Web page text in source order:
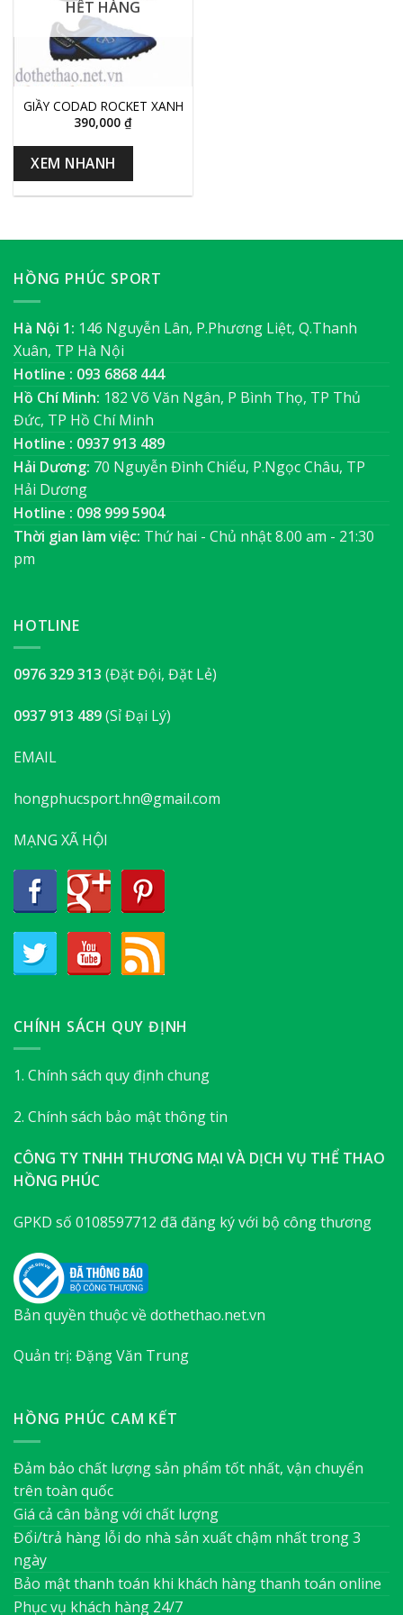
HẾT HÀNG
GIẦY CODAD ROCKET XANH
390,000 ₫
XEM NHANH
HỒNG PHÚC SPORT
Hà Nội 1: 146 Nguyễn Lân, P.Phương Liệt, Q.Thanh
Xuân, TP Hà Nội
Hotline : 093 6868 444
Hồ Chí Minh: 182 Võ Văn Ngân, P Bình Thọ, TP Thủ
Đức, TP Hồ Chí Minh
Hotline : 0937 913 489
Hải Dương: 70 Nguyễn Đình Chiểu, P.Ngọc Châu, TP
Hải Dương
Hotline : 098 999 5904
Thời gian làm việc: Thứ hai - Chủ nhật 8.00 am - 21:30
pm
HOTLINE
0976 329 313 (Đặt Đội, Đặt Lẻ)
0937 913 489(Sỉ Đại Lý)
EMAIL
hongphucsport.hn@gmail.com
MẠNG XÃ HỘI
CHÍNH SÁCH QUY ĐỊNH
1. Chính sách quy định chung
2. Chính sách bảo mật thông tin
CÔNG TY TNHH THƯƠNG MẠI VÀ DỊCH VỤ THỂ THAO
HỒNG PHÚC
GPKD số 0108597712 đã đăng ký với bộ công thương
Bản quyền thuộc về dothethao.net.vn
Quản trị: Đặng Văn Trung
HỒNG PHÚC CAM KẾT
Đảm bảo chất lượng sản phẩm tốt nhất, vận chuyển
trên toàn quốc
Giá cả cân bằng với chất lượng
Đổi/trả hàng lỗi do nhà sản xuất chậm nhất trong 3
ngày
Bảo mật thanh toán khi khách hàng thanh toán online
Phục vụ khách hàng 24/7